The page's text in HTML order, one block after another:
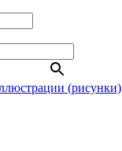
(рисунки)